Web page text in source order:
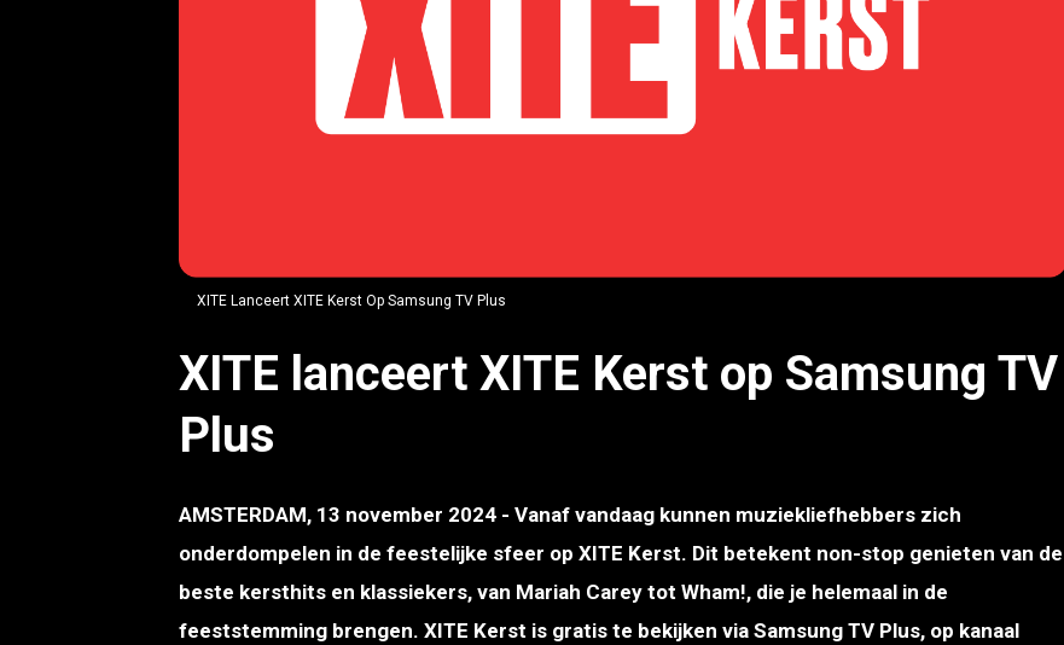
XITE Lanceert XITE Kerst Op Samsung TV Plus
XITE lanceert XITE Kerst op Samsung TV
Plus
AMSTERDAM, 13 november 2024 - Vanaf vandaag kunnen muziekliefhebbers zich
onderdompelen in de feestelijke sfeer op XITE Kerst. Dit betekent non-stop genieten van de
beste kersthits en klassiekers, van Mariah Carey tot Wham!, die je helemaal in de
feeststemming brengen. XITE Kerst is gratis te bekijken via Samsung TV Plus, op kanaal